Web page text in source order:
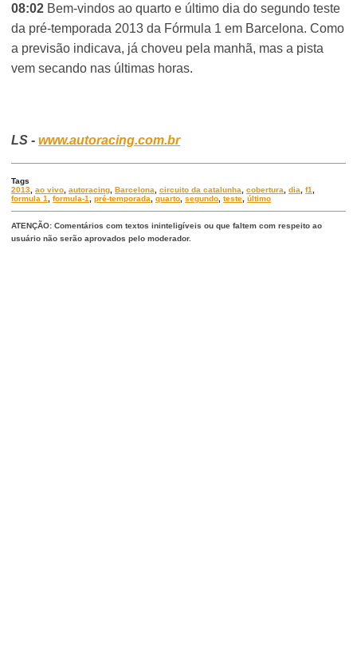
08:02 Bem-vindos ao quarto e último dia do segundo teste
da pré-temporada 2013 da Fórmula 1 em Barcelona. Como
a previsão indicava, já choveu pela manhã, mas a pista
vem secando nas últimas horas.
LS -www.autoracing.com.br
Tags
2013 ,ao vivo ,autoracing ,Barcelona ,circuito da catalunha ,cobertura ,dia ,f1
formula 1
,formula-1 ,pré-temporada ,quarto ,segundo ,teste ,último
ATENÇÃO: Comentários com textos ininteligíveis ou que faltem com respeito ao
usuário não serão aprovados pelo moderador.